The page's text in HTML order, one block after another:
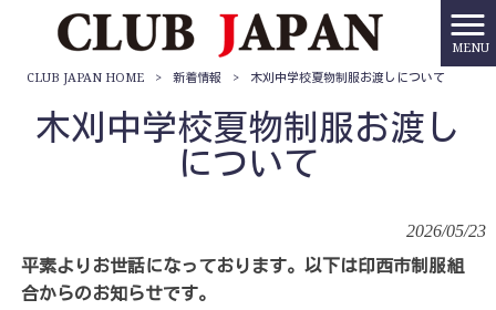
MENU
CLUB JAPAN HOME > 新着情報 > 木刈中学校夏物制服お渡しについて
木刈中学校夏物制服お渡し
について
2026/05/23
平素よりお世話になっております。以下は印西市制服組
合からのお知らせです。